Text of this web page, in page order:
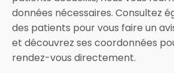
données nécessaires. Consultez
des patients pour vous faire un
et découvrez ses coordonnées
rendez-vous directement.